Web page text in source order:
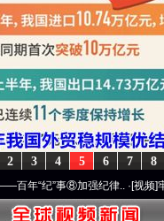
8
7
6
5
4
3
2
⑧加强纪律..·[视频]牢记初心使